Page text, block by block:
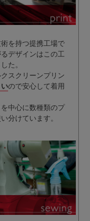
を持つ提携工場で
デザインはこの工
た。
スクリーンプリン
ので安心して着用
中心に数種類のプ
分けています。